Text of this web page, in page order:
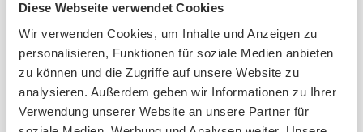
Diese Webseite verwendet Cookies
Wir verwenden Cookies, um Inhalte und Anzeigen zu
personalisieren, Funktionen für soziale Medien anbieten
zu können und die Zugriffe auf unsere Website zu
analysieren. Außerdem geben wir Informationen zu Ihrer
Verwendung unserer Website an unsere Partner für
die Uhr im Einsatz – oft über Monate oder
Jahre hinweg. Dabei vergessen sie, dass
auch sie selbst Erholung, Entspannung
und eine Auszeit brauchen. Ein
Pflegehotel kann genau das ermöglichen:
Urlaub und Erholung und gleichzeitig eine